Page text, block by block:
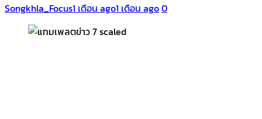
Songkhla_Focus1 เดือน ago1 เดือน ago0